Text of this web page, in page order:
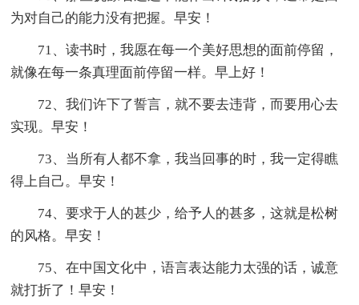
为对自己的能力没有把握。早安！
71、读书时，我愿在每一个美好思想的面前停留，
就像在每一条真理面前停留一样。早上好！
72、我们许下了誓言，就不要去违背，而要用心去
实现。早安！
73、当所有人都不拿，我当回事的时，我一定得瞧
得上自己。早安！
74、要求于人的甚少，给予人的甚多，这就是松树
的风格。早安！
75、在中国文化中，语言表达能力太强的话，诚意
就打折了！早安！